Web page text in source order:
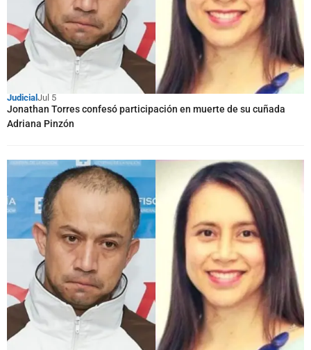
JudicialJul 5
Jonathan Torres confesó participación en muerte de su cuñada
Adriana Pinzón